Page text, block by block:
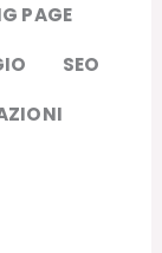
PAGE
SEO